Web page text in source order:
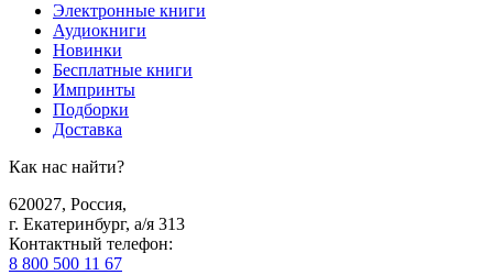
Электронные книги
Аудиокниги
Новинки
Бесплатные книги
Импринты
Подборки
Доставка
Как нас найти?
620027, Россия,
г. Екатеринбург, а/я 313
Контактный телефон:
8 800 500 11 67